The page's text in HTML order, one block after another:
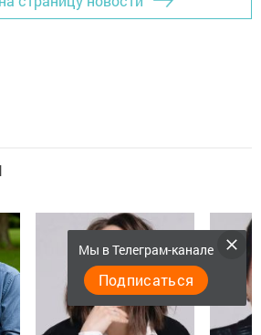
Мы в Телеграм-канале
Подписаться